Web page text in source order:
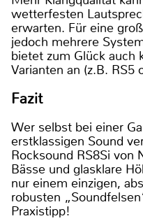
wetterfesten
erwarten. Für eine
jedoch mehrere
bietet zum Glück auch
Varianten an (z.B. RS5
Fazit
Wer selbst bei einer
erstklassigen Sound
Rocksound RS8Si von
Bässe und glasklare
nur einem einzigen,
robusten
Praxistipp!